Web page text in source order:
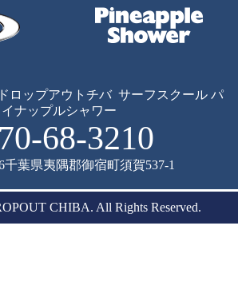
ロップアウトチバ サーフスクール パ
イナップルシャワー
68-3210
千葉県夷隅郡御宿町須賀537-1
CHIBA. All Rights Reserved.